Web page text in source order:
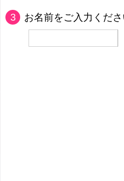
3 お名前をご入力くだ